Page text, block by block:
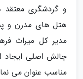
و گردشگری معتقد
هتل های مدرن و
مدیر کل میراث
چالش اصلی ایجاد
مناسب عنوان می